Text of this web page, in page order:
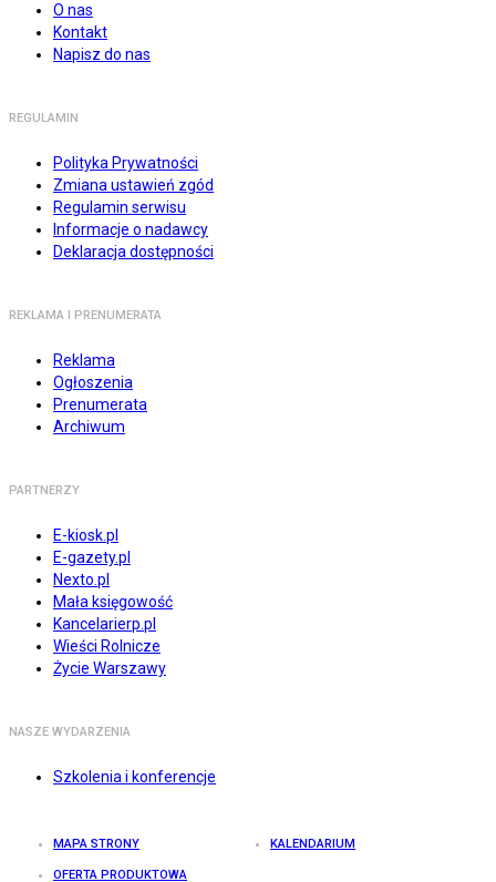
O nas
Kontakt
Napisz do nas
REGULAMIN
Polityka Prywatności
Zmiana ustawień zgód
Regulamin serwisu
Informacje o nadawcy
Deklaracja dostępności
REKLAMA I PRENUMERATA
Reklama
Ogłoszenia
Prenumerata
Archiwum
PARTNERZY
E-kiosk.pl
E-gazety.pl
Nexto.pl
Mała księgowość
Kancelarierp.pl
Wieści Rolnicze
Życie Warszawy
NASZE WYDARZENIA
Szkolenia i konferencje
MAPA STRONY KALENDARIUM
OFERTA PRODUKTOWA